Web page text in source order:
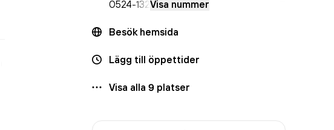
0524-132Visa nummer
Besök hemsida
Lägg till öppettider
Visa alla 9 platser